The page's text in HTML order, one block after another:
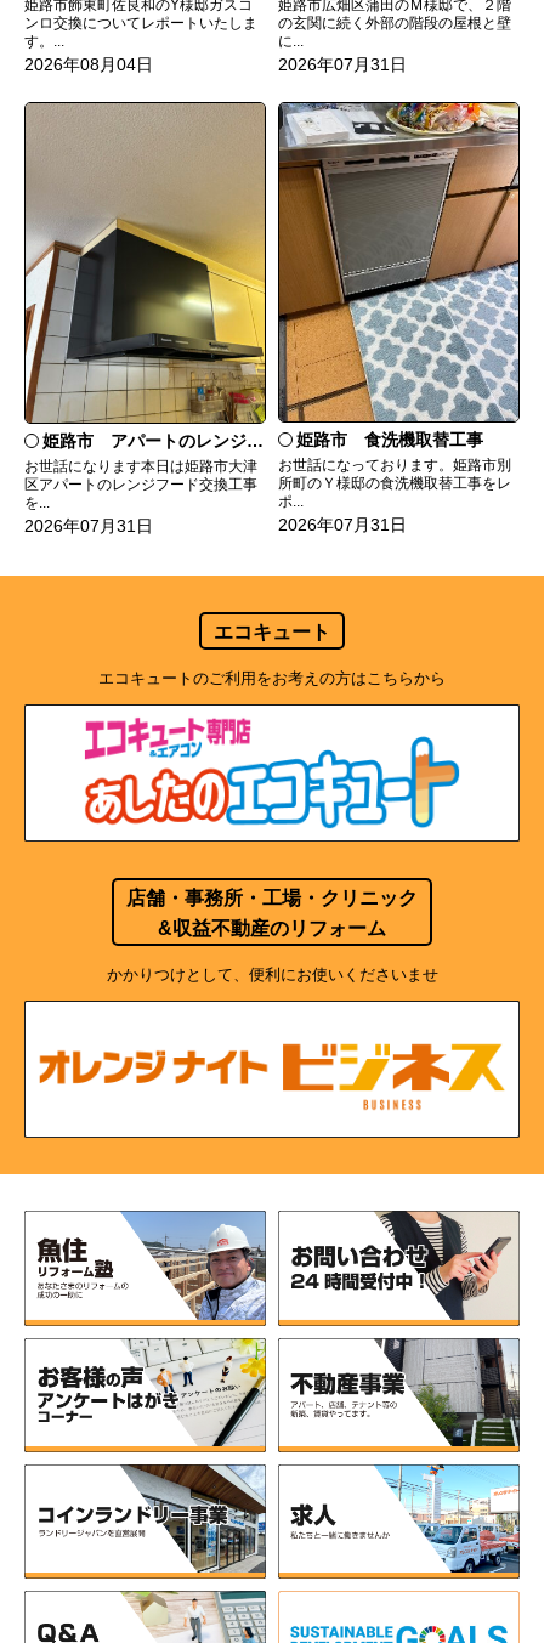
姫路市飾東町佐良和のY様邸ガスコ
ンロ交換についてレポートいたしま
す。...
2026年08月04日
姫路市広畑区蒲田のＭ様邸で、２階
の玄関に続く外部の階段の屋根と壁
に...
2026年07月31日
姫路市 アパートのレンジフード交換
お世話になります本日は姫路市大津
区アパートのレンジフード交換工事
を...
2026年07月31日
姫路市 食洗機取替工事
お世話になっております。姫路市別
所町のＹ様邸の食洗機取替工事をレ
ポ...
2026年07月31日
エコキュート
エコキュートのご利用をお考えの方はこちらから
店舗・事務所・工場・クリニック
&収益不動産のリフォーム
かかりつけとして、便利にお使いくださいませ